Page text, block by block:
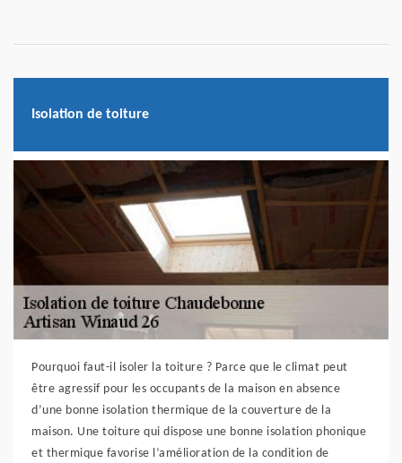
Isolation de toiture
Pourquoi faut-il isoler la toiture ? Parce que le climat peut
être agressif pour les occupants de la maison en absence
d’une bonne isolation thermique de la couverture de la
maison. Une toiture qui dispose une bonne isolation phonique
et thermique favorise l’amélioration de la condition de